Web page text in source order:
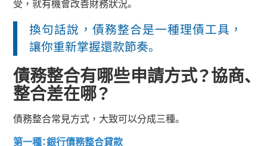
受，就有機會改善財務狀況。
換句話說，債務整合是一種理債工具，
讓你重新掌握還款節奏。
債務整合有哪些申請方式？協商、
整合差在哪？
債務整合常見方式，大致可以分成三種。
第一種：銀行債務整合貸款